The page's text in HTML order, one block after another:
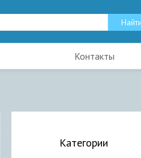
Контакты
Категории